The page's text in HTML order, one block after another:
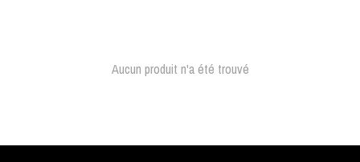
Aucun produit n'a été trouvé